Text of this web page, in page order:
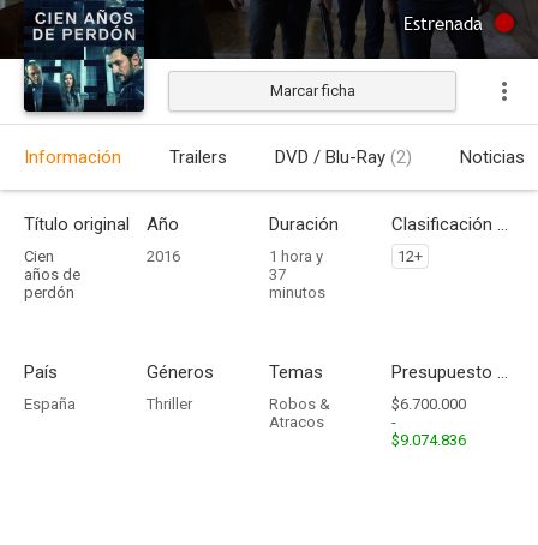
Estrenada
Marcar ficha
Información Trailers DVD / Blu-Ray (2) Noticias
Título original
Cien
años de
perdón
Año
2016
Duración
1 hora y
37
minutos
Clasificación por edades
12+
País
España
Géneros
Thriller
Temas
Robos &
Atracos
Presupuesto - Ingresos
$6.700.000
-
$9.074.836